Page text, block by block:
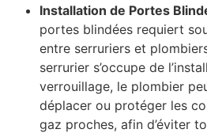
Installation de Portes
portes blindées requiert
entre serruriers et
serrurier s’occupe de
verrouillage, le plombier
déplacer ou protéger les
gaz proches, afin d’éviter